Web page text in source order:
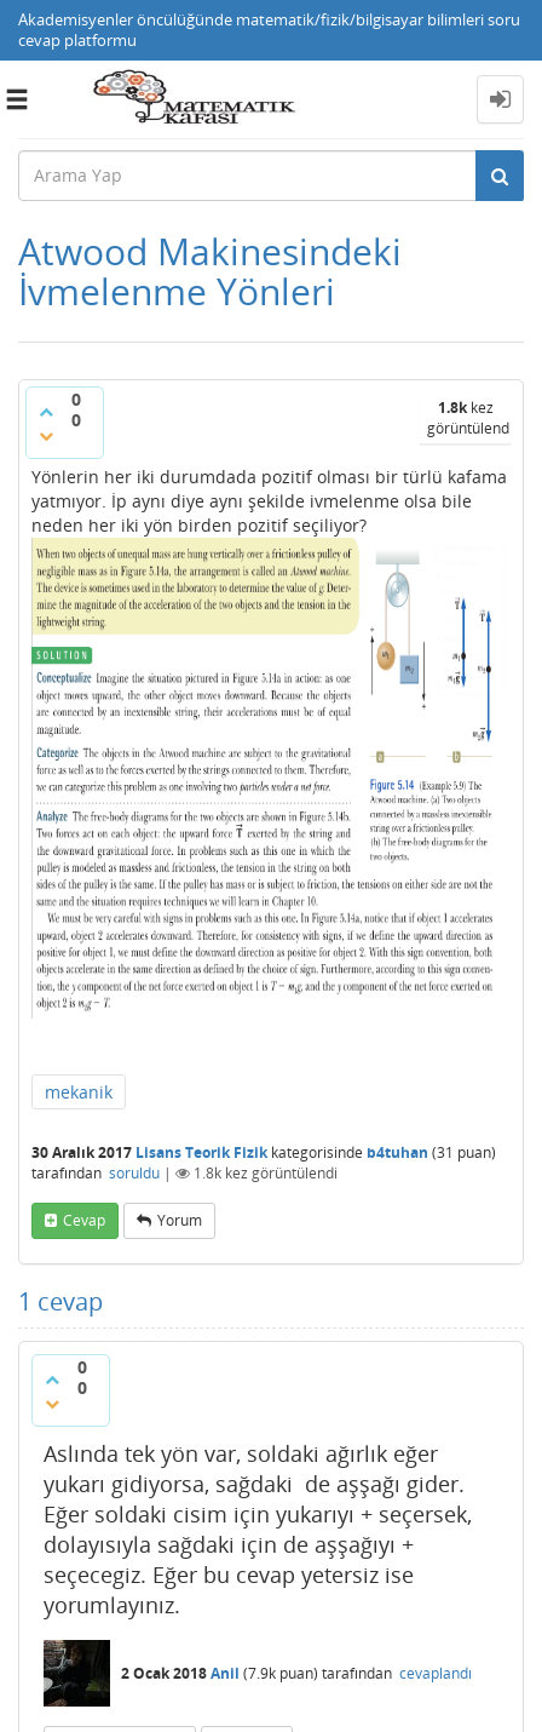
Akademisyenler öncülüğünde matematik/fizik/bilgisayar bilimleri soru
cevap platformu
Toggle
Atwood Makinesindeki
İvmelenme Yönleri
0
0
1.8kkez
görüntülendi
Yönlerin her iki durumdada pozitif olması bir türlü kafama
yatmıyor. İp aynı diye aynı şekilde ivmelenme olsa bile
neden her iki yön birden pozitif seçiliyor?
mekanik
30 Aralık 2017 Lisans Teorik Fizikkategorisinde b4tuhan (31 puan)
tarafından soruldu | 1.8k kez görüntülendi
Cevap Yorum
1 cevap
0
0
Aslında tek yön var, soldaki ağırlık eğer
yukarı gidiyorsa, sağdaki de aşşağı gider.
Eğer soldaki cisim için yukarıyı + seçersek,
dolayısıyla sağdaki için de aşşağıyı +
seçecegiz. Eğer bu cevap yetersiz ise
yorumlayınız.
2 Ocak 2018Anil (7.9k puan) tarafından cevaplandı